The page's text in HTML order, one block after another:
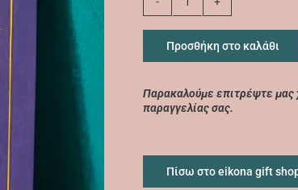
Όλοι
παραμύθι
ποσότητα
Προσθήκη στο καλάθι
Παρακαλούμε επιτρέψτε μας
παραγγελίας σας.
Πίσω στο eikona gift